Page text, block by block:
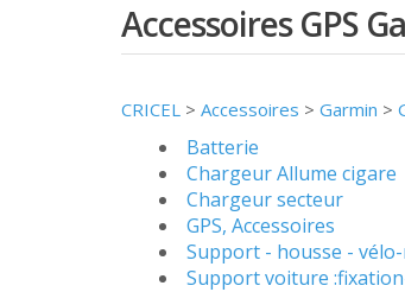
Accessoires GPS
CRICEL > Accessoires > Garmin >
Batterie
Chargeur Allume cigare
Chargeur secteur
GPS, Accessoires
Support - housse -
Support voiture